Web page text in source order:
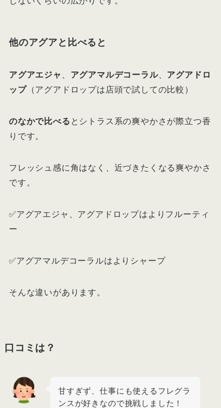
他のアグアと比べると
アグアエジャ 、 アグアマルデコーラル、 アグアドロ
ップ（アグアドロップは店頭で試しての比較）
のなかで比べる とシトラス系の爽やかさが際立つ香
りです。
フレッシュ感に角はなく、近づきたくなる爽やかさ
です。
✅アグアエジャ、アグアドロップはよりフルーティ
ー
✅アグアマルデコーラルはよりシャープ
そんな違いがあります。
口コミは？
甘すぎず、仕事にも使えるフレグラ
ンスが好きなので挑戦しました！